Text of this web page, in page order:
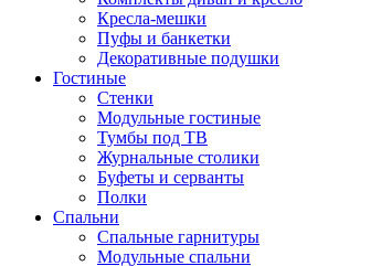
Кресла-мешки
Пуфы и банкетки
Декоративные подушки
Гостиные
Стенки
Модульные гостиные
Тумбы под ТВ
Журнальные столики
Буфеты и серванты
Полки
Спальни
Спальные гарнитуры
Модульные спальни